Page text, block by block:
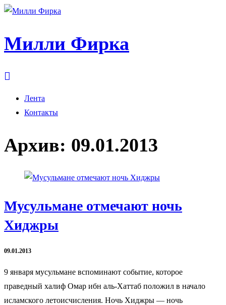
Милли Фирка
Лента
Контакты
Архив: 09.01.2013
Мусульмане отмечают ночь
Хиджры
09.01.2013
9 января мусульмане вспоминают событие, которое
праведный халиф Омар ибн аль-Хаттаб положил в начало
исламского летоисчисления. Ночь Хиджры — ночь